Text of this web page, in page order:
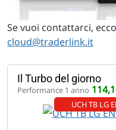
Se vuoi contattarci,
cloud@traderlink.it
Il Turbo del giorno
Performance 1 anno
UCH TB LG